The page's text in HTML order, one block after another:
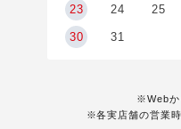
23 24 25
30 31
※Webか
※各実店舗の営業